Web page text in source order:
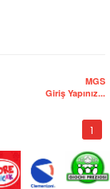
MGS
Giriş Yapınız...
1